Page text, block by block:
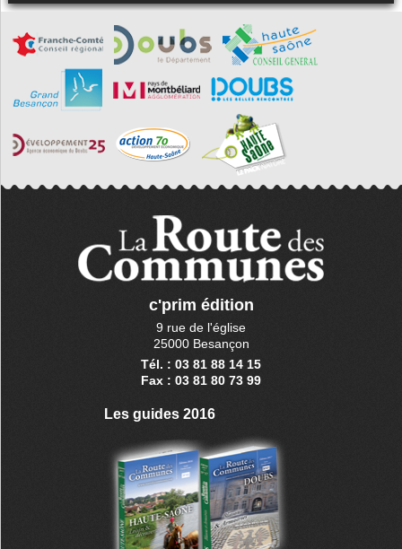
c'prim édition
9 rue de l'église
25000 Besançon
Tél. : 03 81 88 14 15
Fax : 03 81 80 73 99
Les guides 2016